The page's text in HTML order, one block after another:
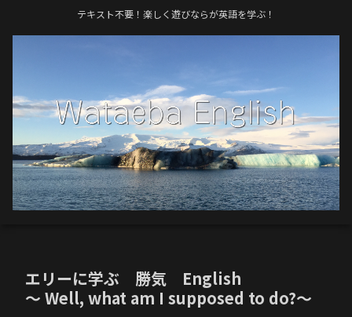
テキスト不要！楽しく遊びならが英語を学ぶ！
エリーに学ぶ 勝気 English
〜 Well, what am I supposed to do?〜